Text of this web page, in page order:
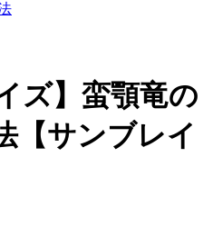
ズ】蛮顎竜の
【サンブレイ